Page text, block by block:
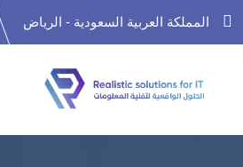
المملكة العربية السعودية - الرياض